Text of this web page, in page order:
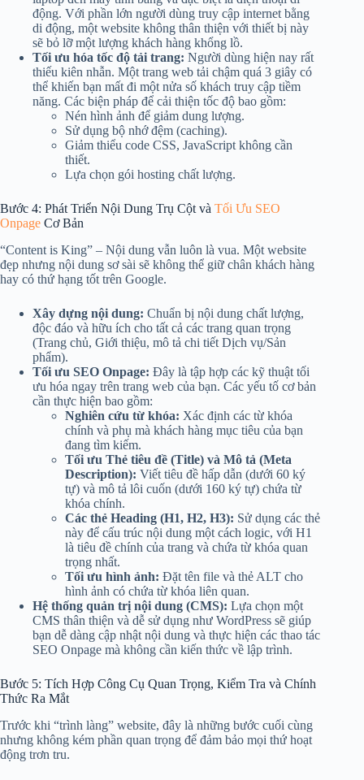
động. Với phần lớn người dùng truy cập internet bằng
di động, một website không thân thiện với thiết bị này
sẽ bỏ lỡ một lượng khách hàng khổng lồ.
Tối ưu hóa tốc độ tải trang: Người dùng hiện nay rất
thiếu kiên nhẫn. Một trang web tải chậm quá 3 giây có
thể khiến bạn mất đi một nửa số khách truy cập tiềm
năng. Các biện pháp để cải thiện tốc độ bao gồm:
Nén hình ảnh để giảm dung lượng.
Sử dụng bộ nhớ đệm (caching).
Giảm thiểu code CSS, JavaScript không cần
thiết.
Lựa chọn gói hosting chất lượng.
Bước 4: Phát Triển Nội Dung Trụ Cột và Tối Ưu SEO
Onpage Cơ Bản
“Content is King” – Nội dung vẫn luôn là vua. Một website
đẹp nhưng nội dung sơ sài sẽ không thể giữ chân khách hàng
hay có thứ hạng tốt trên Google.
Xây dựng nội dung: Chuẩn bị nội dung chất lượng,
độc đáo và hữu ích cho tất cả các trang quan trọng
(Trang chủ, Giới thiệu, mô tả chi tiết Dịch vụ/Sản
phẩm).
Tối ưu SEO Onpage: Đây là tập hợp các kỹ thuật tối
ưu hóa ngay trên trang web của bạn. Các yếu tố cơ bản
cần thực hiện bao gồm:
Nghiên cứu từ khóa: Xác định các từ khóa
chính và phụ mà khách hàng mục tiêu của bạn
đang tìm kiếm.
Tối ưu Thẻ tiêu đề (Title) và Mô tả (Meta
Description): Viết tiêu đề hấp dẫn (dưới 60 ký
tự) và mô tả lôi cuốn (dưới 160 ký tự) chứa từ
khóa chính.
Các thẻ Heading (H1, H2, H3): Sử dụng các thẻ
này để cấu trúc nội dung một cách logic, với H1
là tiêu đề chính của trang và chứa từ khóa quan
trọng nhất.
Tối ưu hình ảnh: Đặt tên file và thẻ ALT cho
hình ảnh có chứa từ khóa liên quan.
Hệ thống quản trị nội dung (CMS): Lựa chọn một
CMS thân thiện và dễ sử dụng như WordPress sẽ giúp
bạn dễ dàng cập nhật nội dung và thực hiện các thao tác
SEO Onpage mà không cần kiến thức về lập trình.
Bước 5: Tích Hợp Công Cụ Quan Trọng, Kiểm Tra và Chính
Thức Ra Mắt
Trước khi “trình làng” website, đây là những bước cuối cùng
nhưng không kém phần quan trọng để đảm bảo mọi thứ hoạt
động trơn tru.